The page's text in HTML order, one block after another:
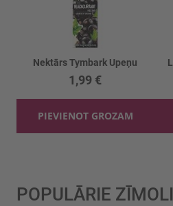
Nektārs Tymbark Upeņu
1,99 €
PIEVIENOT GROZAM
POPULĀRIE ZĪMOLI